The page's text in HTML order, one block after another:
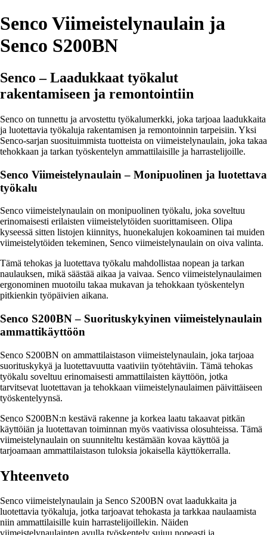
Senco Viimeistelynaulain ja
Senco S200BN
Senco – Laadukkaat työkalut
rakentamiseen ja remontointiin
Senco on tunnettu ja arvostettu työkalumerkki, joka tarjoaa laadukkaita
ja luotettavia työkaluja rakentamisen ja remontoinnin tarpeisiin. Yksi
Senco-sarjan suosituimmista tuotteista on viimeistelynaulain, joka takaa
tehokkaan ja tarkan työskentelyn ammattilaisille ja harrastelijoille.
Senco Viimeistelynaulain – Monipuolinen ja luotettava
työkalu
Senco viimeistelynaulain on monipuolinen työkalu, joka soveltuu
erinomaisesti erilaisten viimeistelytöiden suorittamiseen. Olipa
kyseessä sitten listojen kiinnitys, huonekalujen kokoaminen tai muiden
viimeistelytöiden tekeminen, Senco viimeistelynaulain on oiva valinta.
Tämä tehokas ja luotettava työkalu mahdollistaa nopean ja tarkan
naulauksen, mikä säästää aikaa ja vaivaa. Senco viimeistelynaulaimen
ergonominen muotoilu takaa mukavan ja tehokkaan työskentelyn
pitkienkin työpäivien aikana.
Senco S200BN – Suorituskykyinen viimeistelynaulain
ammattikäyttöön
Senco S200BN on ammattilaistason viimeistelynaulain, joka tarjoaa
suorituskykyä ja luotettavuutta vaativiin työtehtäviin. Tämä tehokas
työkalu soveltuu erinomaisesti ammattilaisten käyttöön, jotka
tarvitsevat luotettavan ja tehokkaan viimeistelynaulaimen päivittäiseen
työskentelyynsä.
Senco S200BN:n kestävä rakenne ja korkea laatu takaavat pitkän
käyttöiän ja luotettavan toiminnan myös vaativissa olosuhteissa. Tämä
viimeistelynaulain on suunniteltu kestämään kovaa käyttöä ja
tarjoamaan ammattilaistason tuloksia jokaisella käyttökerralla.
Yhteenveto
Senco viimeistelynaulain ja Senco S200BN ovat laadukkaita ja
luotettavia työkaluja, jotka tarjoavat tehokasta ja tarkkaa naulaamista
niin ammattilaisille kuin harrastelijoillekin. Näiden